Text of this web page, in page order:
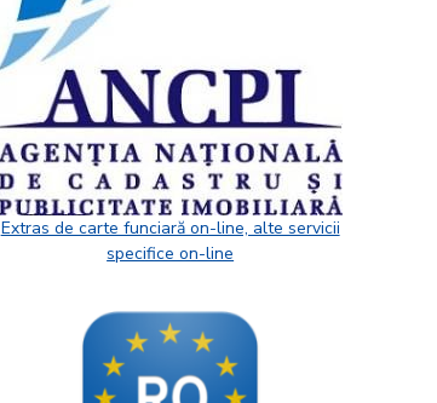
Extras de carte funciară on-line, alte servicii
specifice on-line